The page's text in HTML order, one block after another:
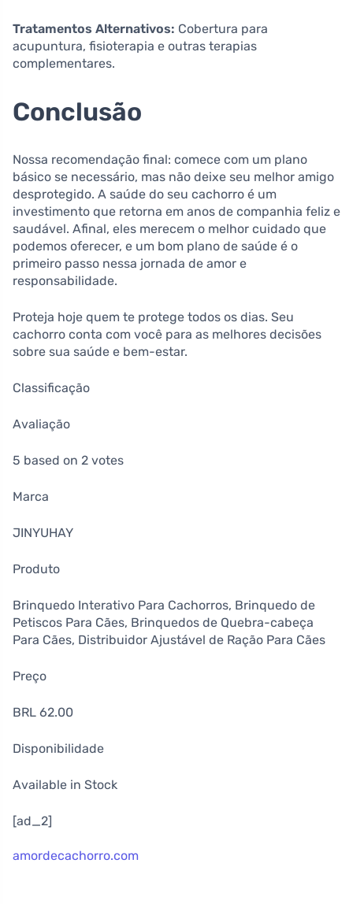
Tratamentos Alternativos: Cobertura para
acupuntura, fisioterapia e outras terapias
complementares.
Conclusão
Nossa recomendação final: comece com um plano
básico se necessário, mas não deixe seu melhor amigo
desprotegido. A saúde do seu cachorro é um
investimento que retorna em anos de companhia feliz e
saudável. Afinal, eles merecem o melhor cuidado que
podemos oferecer, e um bom plano de saúde é o
primeiro passo nessa jornada de amor e
responsabilidade.
Proteja hoje quem te protege todos os dias. Seu
cachorro conta com você para as melhores decisões
sobre sua saúde e bem-estar.
Classificação
Avaliação
5 based on 2 votes
Marca
JINYUHAY
Produto
Brinquedo Interativo Para Cachorros, Brinquedo de
Petiscos Para Cães, Brinquedos de Quebra-cabeça
Para Cães, Distribuidor Ajustável de Ração Para Cães
Preço
BRL 62.00
Disponibilidade
Available in Stock
[ad_2]
amordecachorro.com